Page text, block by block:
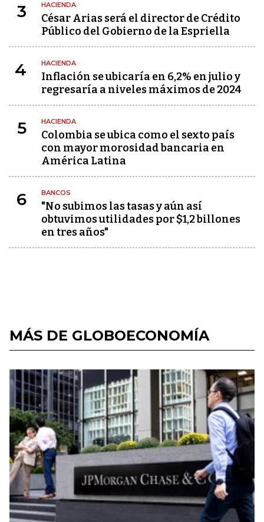
3 HACIENDA
César Arias será el director de Crédito
Público del Gobierno de la Espriella
4 HACIENDA
Inflación se ubicaría en 6,2% en julio y
regresaría a niveles máximos de 2024
5 HACIENDA
Colombia se ubica como el sexto país
con mayor morosidad bancaria en
América Latina
6 BANCOS
"No subimos las tasas y aún así
obtuvimos utilidades por $1,2 billones
en tres años"
MÁS DE GLOBOECONOMÍA